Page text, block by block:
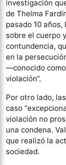
investigación
de Thelma
pasado 10
sobre el cuerpo
contundencia,
en la
—conocido
violación”.
Por otro lado,
caso
violación no
una condena.
que realizó la
sociedad.